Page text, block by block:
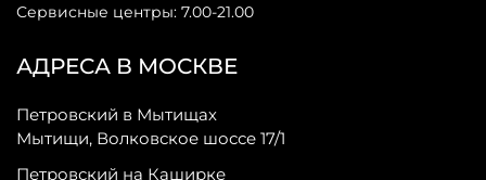
АДРЕСА В МОСКВЕ
Петровский в Мытищах
Мытищи, Волковское шоссе 17/1
Петровский на Каширке
Сервисные центры: 7.00-21.00